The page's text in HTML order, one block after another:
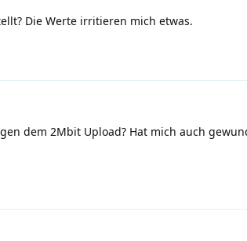
Die Werte irritieren mich etwas.
dem 2Mbit Upload? Hat mich auch